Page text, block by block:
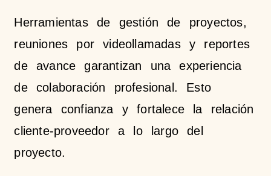
Herramientas de gestión de proyectos,
reuniones por videollamadas y reportes
de avance garantizan una experiencia
de colaboración profesional. Esto
genera confianza y fortalece la relación
cliente-proveedor a lo largo del
proyecto.